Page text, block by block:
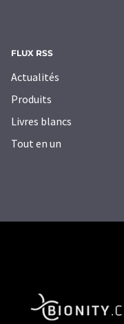
FLUX RSS
Actualités
Produits
Livres blancs
Tout en un